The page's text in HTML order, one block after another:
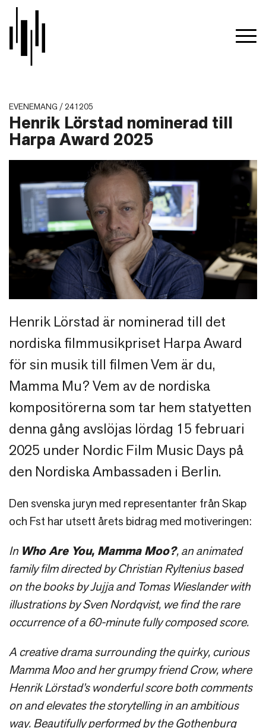
EVENEMANG / 241205
Henrik Lörstad nominerad till
Harpa Award 2025
Henrik Lörstad är nominerad till det
nordiska filmmusikpriset Harpa Award
för sin musik till filmen Vem är du,
Mamma Mu? Vem av de nordiska
kompositörerna som tar hem statyetten
denna gång avslöjas lördag 15 februari
2025 under Nordic Film Music Days på
den Nordiska Ambassaden i Berlin.
Den svenska juryn med representanter från Skap
och Fst har utsett årets bidrag med motiveringen:
In Who Are You, Mamma Moo?, an animated
family film directed by Christian Ryltenius based
on the books by Jujja and Tomas Wieslander with
illustrations by Sven Nordqvist, we find the rare
occurrence of a 60-minute fully composed score.
A creative drama surrounding the quirky, curious
Mamma Moo and her grumpy friend Crow, where
Henrik Lörstad’s wonderful score both comments
on and elevates the storytelling in an ambitious
way. Beautifully performed by the Gothenburg